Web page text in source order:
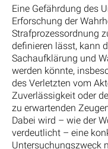
Eine Gefährdung des
Erforschung der
Strafprozessordnung
definieren lässt, kann
Sachaufklärung und
werden könnte,
des Verletzten vom
Zuverlässigkeit oder
zu erwartenden
Dabei wird – wie der
verdeutlicht – eine
Untersuchungszweck